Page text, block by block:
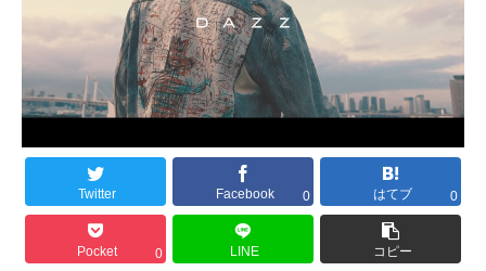
Twitter Facebook 0 はてブ 0
Pocket 0 LINE コピー